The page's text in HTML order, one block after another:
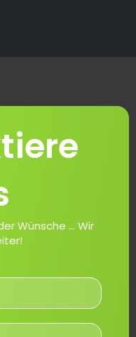
Wünsche ... Wir